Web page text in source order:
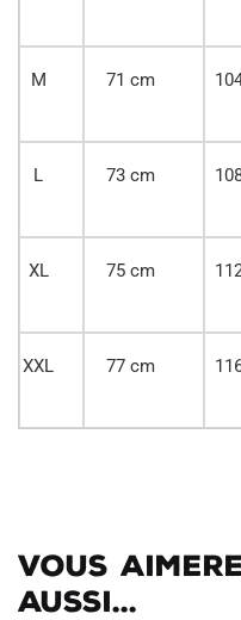
M 71 cm
L 73 cm
XL 75 cm
XXL 77 cm
Vous
aussi...